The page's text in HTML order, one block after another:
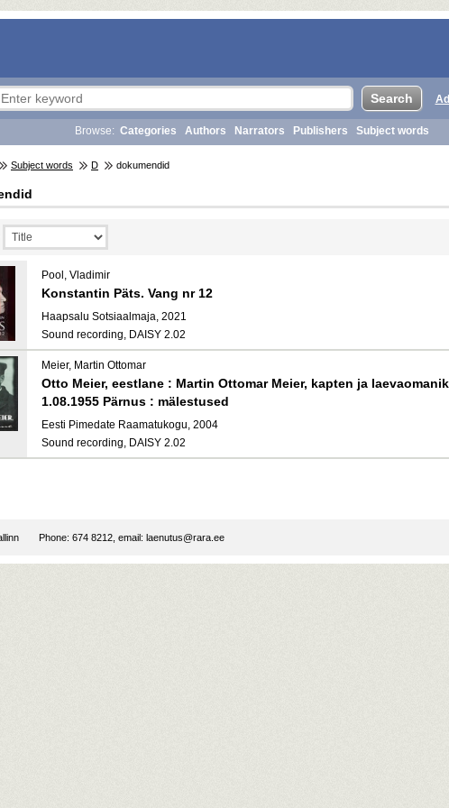
Browse: Categories Authors Narrators Publishers Subject words
Subject words D dokumendid
Pool, Vladimir
Konstantin Päts. Vang nr 12
Haapsalu Sotsiaalmaja, 2021
Sound recording, DAISY 2.02
Meier, Martin Ottomar
Otto Meier, eestlane : Martin Ottomar Meier, kapten ja
1.08.1955 Pärnus : mälestused
Eesti Pimedate Raamatukogu, 2004
Sound recording, DAISY 2.02
Phone: 674 8212, email: laenutus@rara.ee